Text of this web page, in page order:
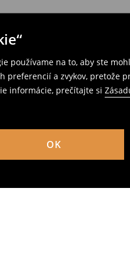
používame na to, aby ste
preferencií a zvykov, pretože
informácie, prečítajte si
OK